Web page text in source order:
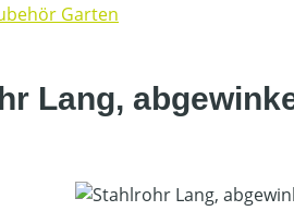
Garten
Lang,